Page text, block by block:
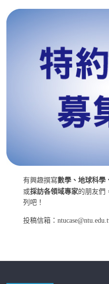
有興趣撰寫數學、地球科學
或採訪各領域專家的朋友們
列吧！
投稿信箱：